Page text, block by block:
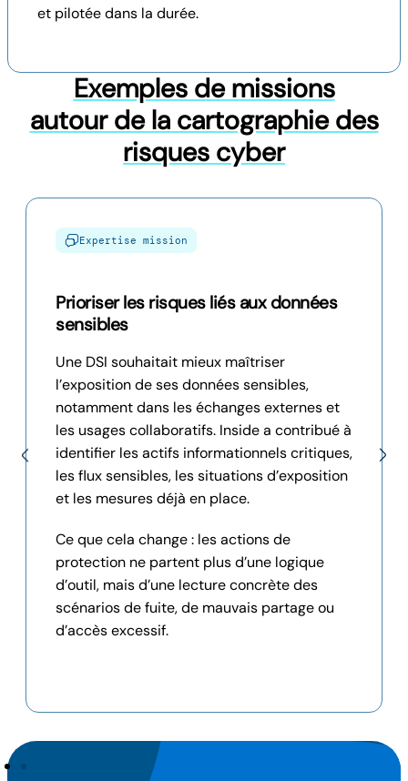
et pilotée dans la durée.
Exemples de missions
autour de la cartographie des
risques cyber
Expertise mission
Prioriser les risques liés aux données
sensibles
Une DSI souhaitait mieux maîtriser
l’exposition de ses données sensibles,
notamment dans les échanges externes et
les usages collaboratifs. Inside a contribué à
identifier les actifs informationnels critiques,
les flux sensibles, les situations d’exposition
et les mesures déjà en place.
Ce que cela change : les actions de
protection ne partent plus d’une logique
d’outil, mais d’une lecture concrète des
scénarios de fuite, de mauvais partage ou
d’accès excessif.